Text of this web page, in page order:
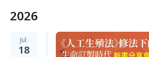
2026
Jul.
18